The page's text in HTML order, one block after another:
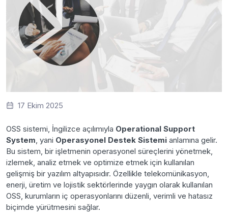
17 Ekim 2025
OSS sistemi, İngilizce açılımıyla Operational Support
System, yani Operasyonel Destek Sistemi anlamına gelir.
Bu sistem, bir işletmenin operasyonel süreçlerini yönetmek,
izlemek, analiz etmek ve optimize etmek için kullanılan
gelişmiş bir yazılım altyapısıdır. Özellikle telekomünikasyon,
enerji, üretim ve lojistik sektörlerinde yaygın olarak kullanılan
OSS, kurumların iç operasyonlarını düzenli, verimli ve hatasız
biçimde yürütmesini sağlar.